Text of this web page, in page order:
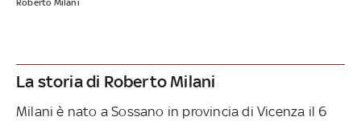
Roberto Milani
La storia di Roberto Milani
Milani è nato a Sossano in provincia di Vicenza il 6